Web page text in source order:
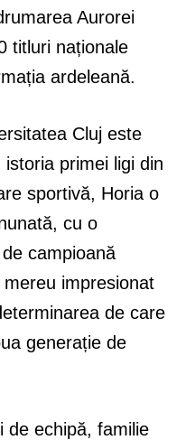
Aurorei
titluri naționale
ardeleană.
Cluj este
primei ligi din
sportivă, Horia o
cu o
campioană
impresionat
de care
generație de
de echipă, familie